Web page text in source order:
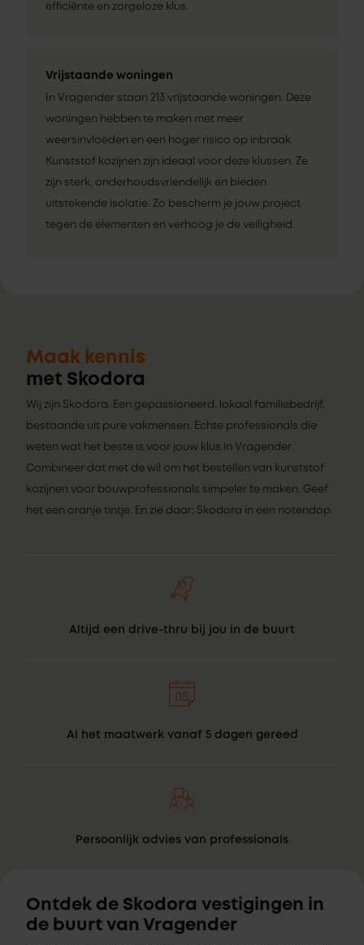
efficiënte en zorgeloze klus.
Vrijstaande woningen
In Vragender staan 213 vrijstaande woningen. Deze
woningen hebben te maken met meer
weersinvloeden en een hoger risico op inbraak.
Kunststof kozijnen zijn ideaal voor deze klussen. Ze
zijn sterk, onderhoudsvriendelijk en bieden
uitstekende isolatie. Zo bescherm je jouw project
tegen de elementen en verhoog je de veiligheid.
Maak kennis
met Skodora
Wij zijn Skodora. Een gepassioneerd, lokaal familiebedrijf,
bestaande uit pure vakmensen. Echte professionals die
weten wat het beste is voor jouw klus in Vragender.
Combineer dat met de wil om het bestellen van kunststof
kozijnen voor bouwprofessionals simpeler te maken. Geef
het een oranje tintje. En zie daar: Skodora in een notendop.
Altijd een drive-thru bij jou in de buurt
Al het maatwerk vanaf 5 dagen gereed
Persoonlijk advies van professionals
Ontdek de Skodora vestigingen in
de buurt van Vragender